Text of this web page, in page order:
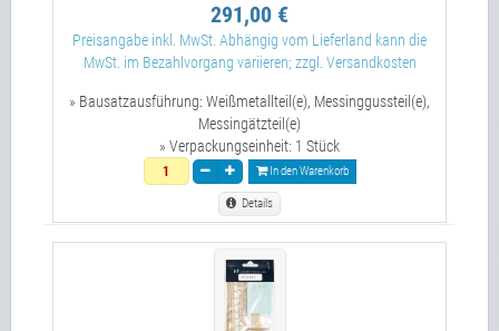
291,00 €
Preisangabe inkl. MwSt. Abhängig vom Lieferland kann die
MwSt. im Bezahlvorgang variieren; zzgl. Versandkosten
» Bausatzausführung: Weißmetallteil(e), Messinggussteil(e),
Messingätzteil(e)
» Verpackungseinheit: 1 Stück
In den Warenkorb
Details